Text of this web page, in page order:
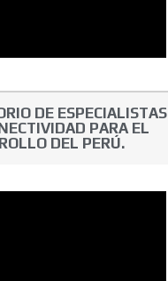
DE ESPECIALISTAS
PARA EL
DEL PERÚ.